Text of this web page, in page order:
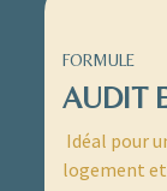
FORMULE
AUDIT
Idéal pour
logement et